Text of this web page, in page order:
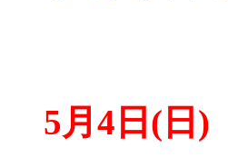
5月4日(日)